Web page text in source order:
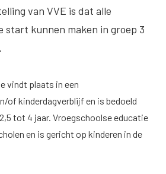
van VVE is dat alle
start kunnen maken in groep 3
vindt plaats in een
of kinderdagverblijf en is bedoeld
tot 4 jaar. Vroegschoolse educatie
en is gericht op kinderen in de